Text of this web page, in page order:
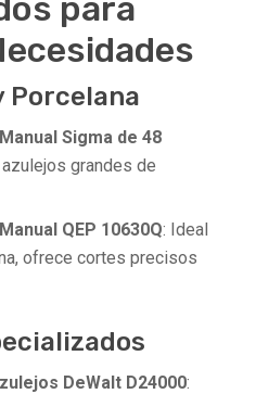
para
Porcelana
Sigma de 48
grandes de
QEP 10630Q: Ideal
ofrece cortes precisos
DeWalt D24000: